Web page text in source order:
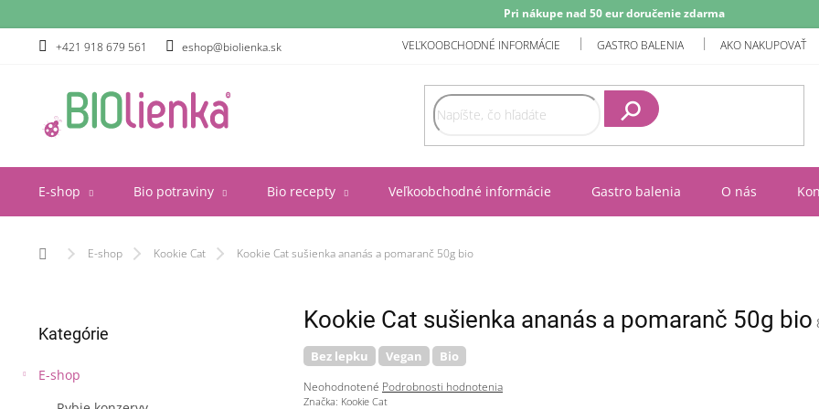
na
Pri nákupe nad 50 eur doručenie zdarma
+421 918 679 561 eshop@biolienka.sk VEĽKOOBCHODNÉ INFORMÁCIE GASTRO BALENIA AKO NAKUPOVAŤ
Hľadať
E-shop Bio potraviny Bio recepty Veľkoobchodné informácie Gastro balenia O nás
DomovE-shop Kookie Cat Kookie Cat sušienka ananás a pomaranč 50g bio
č
ý
kategórie
Kategórie
E-shop
Kookie Cat sušienka ananás a pomaranč 50g bio
Bez lepku Vegan Bio
Priemerné
hodnotenie
Neohodnotené Podrobnosti hodnotenia
Značka: Kookie Cat